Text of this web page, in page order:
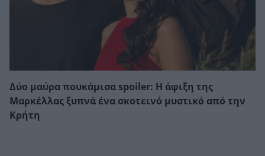
Δύο μαύρα πουκάμισα spoiler: Η άφιξη της
Μαρκέλλας ξυπνά ένα σκοτεινό μυστικό από την
Κρήτη